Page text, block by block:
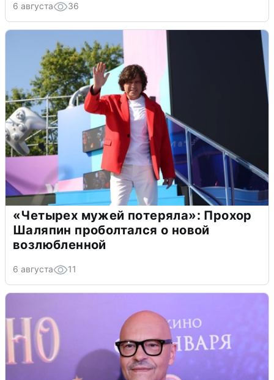
6 августа 36
«Четырех мужей потеряла»: Прохор
Шаляпин проболтался о новой
возлюбленной
6 августа 11